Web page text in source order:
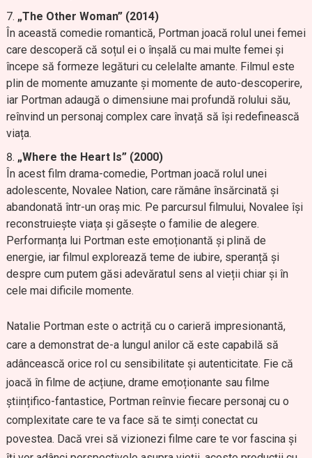
„The Other Woman” (2014)
În această comedie romantică, Portman joacă rolul unei femei
care descoperă că soțul ei o înșală cu mai multe femei și
începe să formeze legături cu celelalte amante. Filmul este
plin de momente amuzante și momente de auto-descoperire,
iar Portman adaugă o dimensiune mai profundă rolului său,
reînvind un personaj complex care învață să își redefinească
viața.
„Where the Heart Is” (2000)
În acest film drama-comedie, Portman joacă rolul unei
adolescente, Novalee Nation, care rămâne însărcinată și
abandonată într-un oraș mic. Pe parcursul filmului, Novalee își
reconstruiește viața și găsește o familie de alegere.
Performanța lui Portman este emoționantă și plină de
energie, iar filmul explorează teme de iubire, speranță și
despre cum putem găsi adevăratul sens al vieții chiar și în
cele mai dificile momente.
Natalie Portman este o actriță cu o carieră impresionantă,
care a demonstrat de-a lungul anilor că este capabilă să
adâncească orice rol cu sensibilitate și autenticitate. Fie că
joacă în filme de acțiune, drame emoționante sau filme
științifico-fantastice, Portman reînvie fiecare personaj cu o
complexitate care te va face să te simți conectat cu
povestea. Dacă vrei să vizionezi filme care te vor fascina și